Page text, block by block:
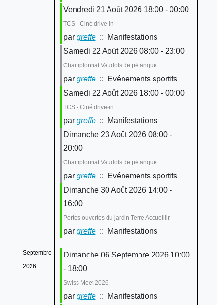
Vendredi 21 Août 2026 18:00 - 00:00
TCS - Ciné drive-in
par greffe:: Manifestations
Samedi 22 Août 2026 08:00 - 23:00
Championnat Vaudois de pétanque
par greffe:: Evénements sportifs
Samedi 22 Août 2026 18:00 - 00:00
TCS - Ciné drive-in
par greffe:: Manifestations
Dimanche 23 Août 2026 08:00 -
20:00
Championnat Vaudois de pétanque
par greffe:: Evénements sportifs
Dimanche 30 Août 2026 14:00 -
16:00
Portes ouvertes du jardin Terre Accueillir
par greffe:: Manifestations
Septembre
2026
Dimanche 06 Septembre 2026 10:00
- 18:00
Swiss Meet 2026
par greffe:: Manifestations